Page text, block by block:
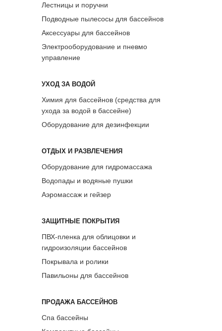
Лестницы и поручни
Подводные пылесосы для бассейнов
Аксессуары для бассейнов
Электрооборудование и пневмо
управление
УХОД ЗА ВОДОЙ
Химия для бассейнов (средства для
ухода за водой в бассейне)
Оборудование для дезинфекции
ОТДЫХ И РАЗВЛЕЧЕНИЯ
Оборудование для гидромассажа
Водопады и водяные пушки
Аэромассаж и гейзер
ЗАЩИТНЫЕ ПОКРЫТИЯ
ПВХ-пленка для облицовки и
гидроизоляции бассейнов
Покрывала и ролики
Павильоны для бассейнов
ПРОДАЖА БАССЕЙНОВ
Спа бассейны